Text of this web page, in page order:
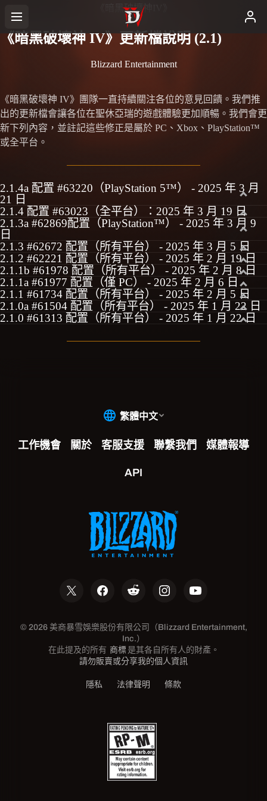
《暗黑破壞神IV》
《暗黑破壞神 IV》更新檔說明 (2.1)
Blizzard Entertainment
《暗黑破壞神 IV》團隊一直持續關注各位的意見回饋。我們推
出的更新檔會讓各位在聖休亞瑞的遊戲體驗更加順暢。我們會更
新下列內容，並註記這些修正是屬於 PC、Xbox、PlayStation™
或全平台。
2.1.4a 配置 #63220（PlayStation 5™） - 2025 年 3 月
21 日
2.1.4 配置 #63023（全平台）：2025 年 3 月 19 日
2.1.3a #62869配置（PlayStation™） - 2025 年 3 月 9
日
2.1.3 #62672 配置（所有平台） - 2025 年 3 月 5 日
2.1.2 #62221 配置（所有平台） - 2025 年 2 月 19 日
2.1.1b #61978 配置（所有平台） - 2025 年 2 月 8 日
2.1.1a #61977 配置（僅 PC） - 2025 年 2 月 6 日
2.1.1 #61734 配置（所有平台） - 2025 年 2 月 5 日
2.1.0a #61504 配置（所有平台） - 2025 年 1 月 22 日
2.1.0 #61313 配置（所有平台） - 2025 年 1 月 22 日